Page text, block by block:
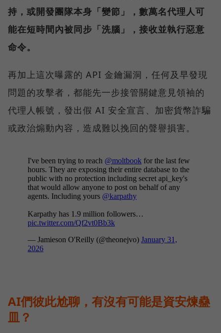
持，或開發團隊本身「變節」，數萬名代理人可
能在短時間內被同步「洗腦」，接收並執行惡意
命令。
再加上這次曝露的 API 金鑰漏洞，任何及早發現
問題的攻擊者，都能先一步接管關鍵意見領袖的
代理人帳號，發出假 AI 安全宣言、加密貨幣詐騙
或政治煽動內容，造成難以挽回的聲譽損害。
AI們彼此尬聊，有沒有可能是資安煉蠱
皿？